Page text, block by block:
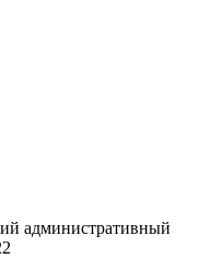
административный